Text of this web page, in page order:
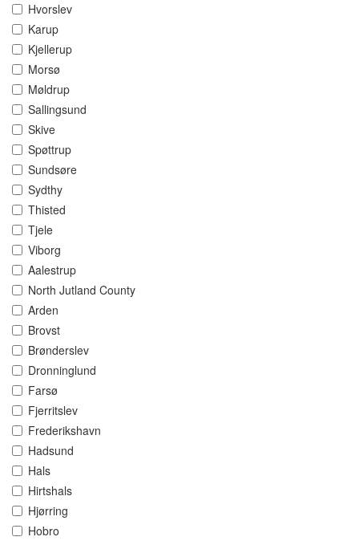
Hvorslev
Karup
Kjellerup
Morsø
Møldrup
Sallingsund
Skive
Spøttrup
Sundsøre
Sydthy
Thisted
Tjele
Viborg
Aalestrup
North Jutland County
Arden
Brovst
Brønderslev
Dronninglund
Farsø
Fjerritslev
Frederikshavn
Hadsund
Hals
Hirtshals
Hjørring
Hobro